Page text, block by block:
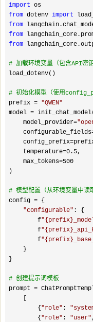
import
from dotenv import
from
from
from
# 加载环境变量（包含API密
load_dotenv()
# 初始化模型（使用
prefix = "QWEN"
model =
    model_provider
="
    configurable_fields
    config_prefix
=
    temperature
=0.5,
    max_tokens
=500
)
# 模型配置（从环境变量中读
config = {
"configurable" : {
        f
"
        f
"
        f
"
    }
}
# 创建提示词模板
prompt =
        {
"role" : "
        {
"role" : "user"